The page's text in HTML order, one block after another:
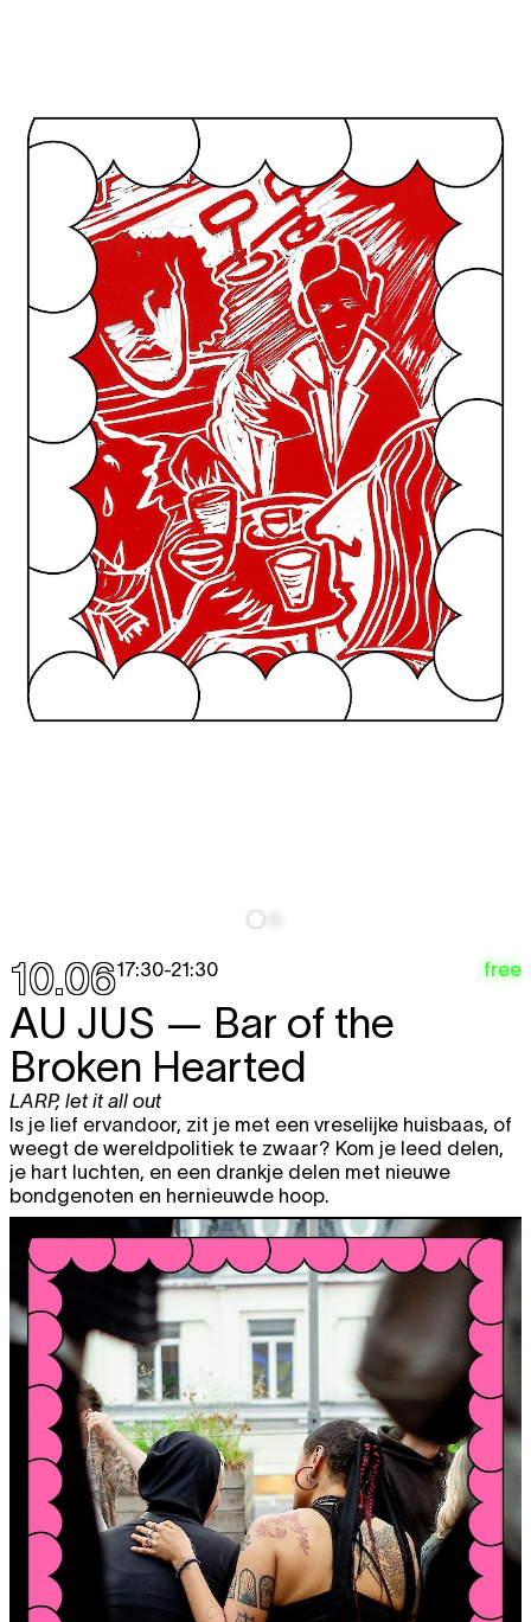
10.0617:30-21:30 free
AU JUS — Bar of the
Broken Hearted
LARP, let it all out
Is je lief ervandoor, zit je met een vreselijke huisbaas, of
weegt de wereldpolitiek te zwaar? Kom je leed delen,
je hart luchten, en een drankje delen met nieuwe
bondgenoten en hernieuwde hoop.